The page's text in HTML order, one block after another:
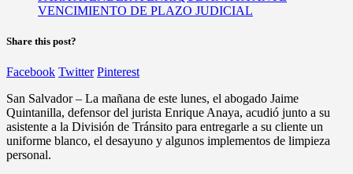
Share this post?
Facebook Twitter Pinterest
San Salvador – La mañana de este lunes, el abogado Jaime
Quintanilla, defensor del jurista Enrique Anaya, acudió junto a su
asistente a la División de Tránsito para entregarle a su cliente un
uniforme blanco, el desayuno y algunos implementos de limpieza
personal.